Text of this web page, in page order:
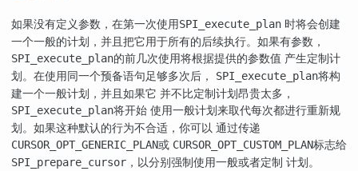
如果没有定义参数，在第一次使用SPI_execute_plan 时将会创建
一个一般的计划，并且把它用于所有的后续执行。如果有参数，
SPI_execute_plan的前几次使用将根据提供的参数值 产生定制计
划。在使用同一个预备语句足够多次后，
SPI_execute_plan将构
建一个一般计划，并且如果它 并不比定制计划昂贵太多，
SPI_execute_plan将开始 使用一般计划来取代每次都进行重新规
划。如果这种默认的行为不合适，你可以 通过传递
CURSOR_OPT_GENERIC_PLAN或 CURSOR_OPT_CUSTOM_PLAN标志给
SPI_prepare_cursor ，以分别强制使用一般或者定制 计划。